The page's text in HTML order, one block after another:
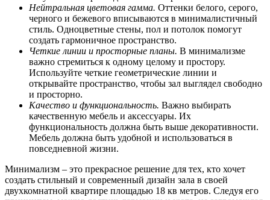
Нейтральная цветовая гамма. Оттенки белого, серого,
черного и бежевого вписываются в минималистичный
стиль. Одноцветные стены, пол и потолок помогут
создать гармоничное пространство.
Четкие линии и просторные планы. В минимализме
важно стремиться к одному целому и простору.
Используйте четкие геометрические линии и
открывайте пространство, чтобы зал выглядел свободно
и просторно.
Качество и функциональность. Важно выбирать
качественную мебель и аксессуары. Их
функциональность должна быть выше декоративности.
Мебель должна быть удобной и использоваться в
повседневной жизни.
Минимализм – это прекрасное решение для тех, кто хочет
создать стильный и современный дизайн зала в своей
двухкомнатной квартире площадью 18 кв метров. Следуя его